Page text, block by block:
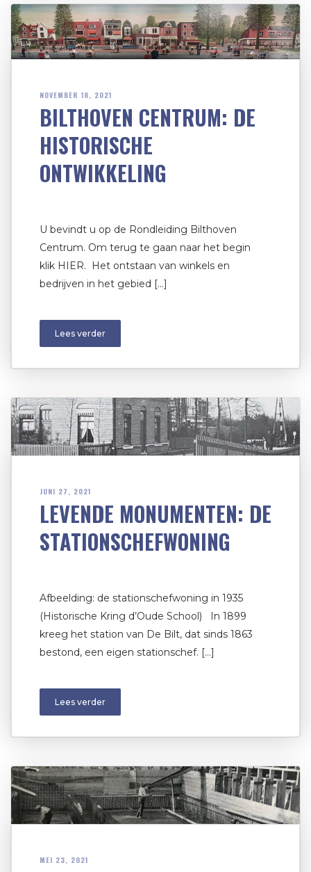
NOVEMBER 18, 2021
BILTHOVEN CENTRUM: DE
HISTORISCHE
ONTWIKKELING
U bevindt u op de Rondleiding Bilthoven
Centrum. Om terug te gaan naar het begin
klik HIER. Het ontstaan van winkels en
bedrijven in het gebied […]
Lees verder
JUNI 27, 2021
LEVENDE MONUMENTEN: DE
STATIONSCHEFWONING
Afbeelding: de stationschefwoning in 1935
(Historische Kring d’Oude School) In 1899
kreeg het station van De Bilt, dat sinds 1863
bestond, een eigen stationschef. […]
Lees verder
MEI 23, 2021